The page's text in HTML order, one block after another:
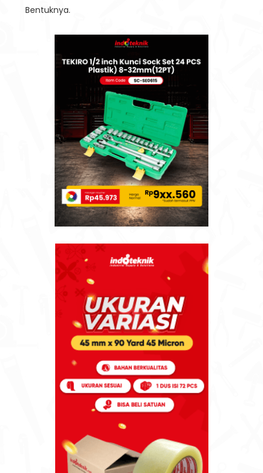
Bentuknya.